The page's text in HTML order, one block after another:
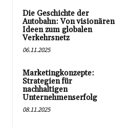
Die Geschichte der
Autobahn: Von visionären
Ideen zum globalen
Verkehrsnetz
06.11.2025
Marketingkonzepte:
Strategien für
nachhaltigen
Unternehmenserfolg
08.11.2025